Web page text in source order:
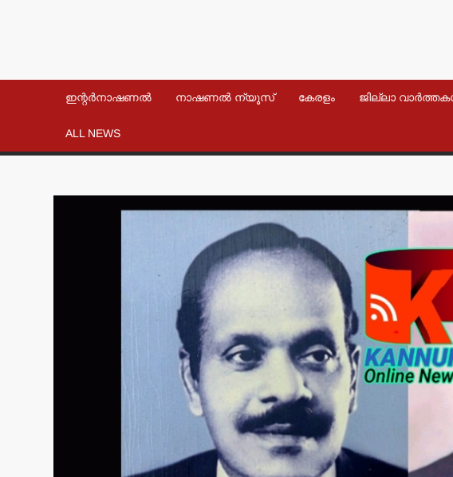
ഇന്റർനാഷണൽ നാഷണൽ ന്യൂസ് കേരളം ജില്ലാ
ALL NEWS